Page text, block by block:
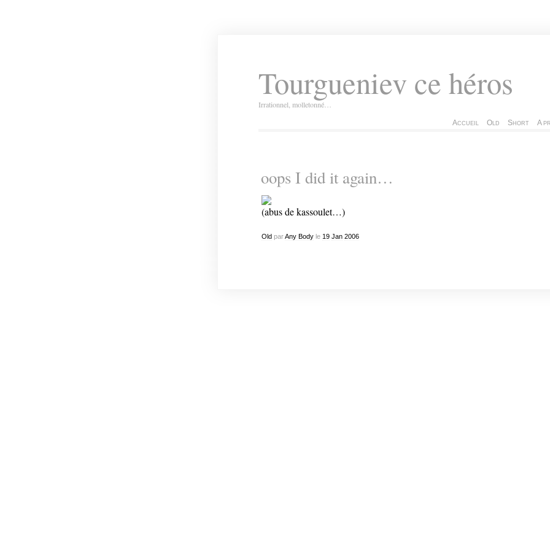
Tourgueniev ce héros
Irrationnel, molletonné…
Accueil Old Short A
oops I did it again…
(abus de kassoulet…)
OldparAny Bodyle 19 Jan 2006